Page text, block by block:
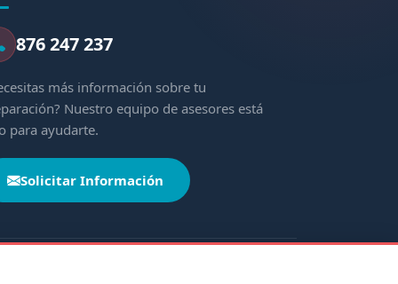
876 247 237
más información sobre tu
Nuestro equipo de asesores está
para ayudarte.
Solicitar Información